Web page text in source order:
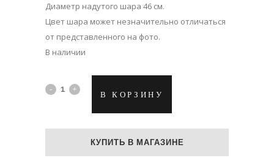
Диаметр надутого шара 46 см.
Цвет шара может незначительно отличаться
от представленного на фото.
В наличии
Фолиевый
В КОРЗИНУ
КУПИТЬ В МАГАЗИНЕ